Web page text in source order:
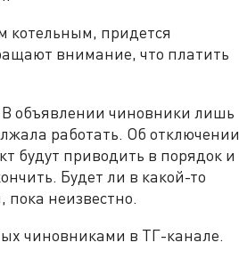
котельным, придется
внимание, что платить
В объявлении чиновники лишь
работать. Об отключении
будут приводить в порядок и
Будет ли в какой-то
неизвестно.
чиновниками в ТГ-канале.